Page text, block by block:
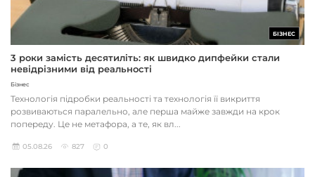
БІЗНЕС
3 роки замість десятиліть: як швидко дипфейки стали
невідрізними від реальності
Бізнес
Технологія підробки реальності та технологія її викриття
розвиваються паралельно, але перша майже завжди на крок
попереду. Це не метафора, а те, як вл...
05.08.26 827 0